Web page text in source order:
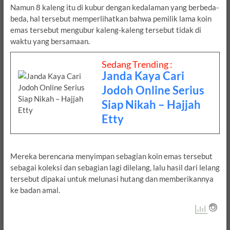
Namun 8 kaleng itu di kubur dengan kedalaman yang berbeda-
beda, hal tersebut memperlihatkan bahwa pemilik lama koin
emas tersebut mengubur kaleng-kaleng tersebut tidak di
waktu yang bersamaan.
Sedang Trending :
Janda Kaya Cari
Jodoh Online Serius
Siap Nikah – Hajjah
Etty
Mereka berencana menyimpan sebagian koin emas tersebut
sebagai koleksi dan sebagian lagi dilelang, lalu hasil dari lelang
tersebut dipakai untuk melunasi hutang dan memberikannya
ke badan amal.